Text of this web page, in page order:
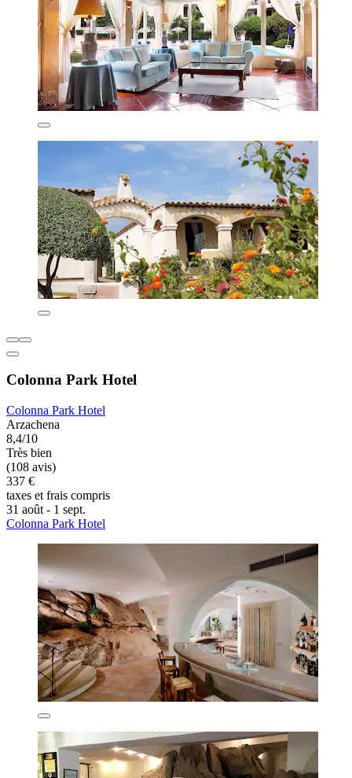
Colonna Park Hotel
Colonna Park Hotel
Arzachena
8,4/10
Très bien
(108 avis)
337 €
taxes et frais compris
31 août - 1 sept.
Colonna Park Hotel